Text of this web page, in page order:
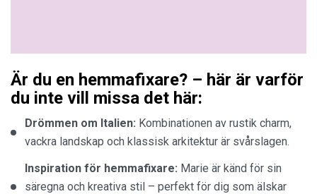
Är du en hemmafixare? – här är varför
du inte vill missa det här:
Drömmen om Italien: Kombinationen av rustik charm,
vackra landskap och klassisk arkitektur är svårslagen.
Inspiration för hemmafixare: Marie är känd för sin
säregna och kreativa stil – perfekt för dig som älskar